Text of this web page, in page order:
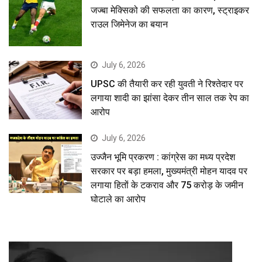
जज्बा मेक्सिको की सफलता का कारण, स्ट्राइकर
राउल जिमेनेज का बयान
July 6, 2026
UPSC की तैयारी कर रही युवती ने रिश्तेदार पर
लगाया शादी का झांसा देकर तीन साल तक रेप का
आरोप
July 6, 2026
उज्जैन भूमि प्रकरण : कांग्रेस का मध्य प्रदेश
सरकार पर बड़ा हमला, मुख्यमंत्री मोहन यादव पर
लगाया हितों के टकराव और 75 करोड़ के जमीन
घोटाले का आरोप